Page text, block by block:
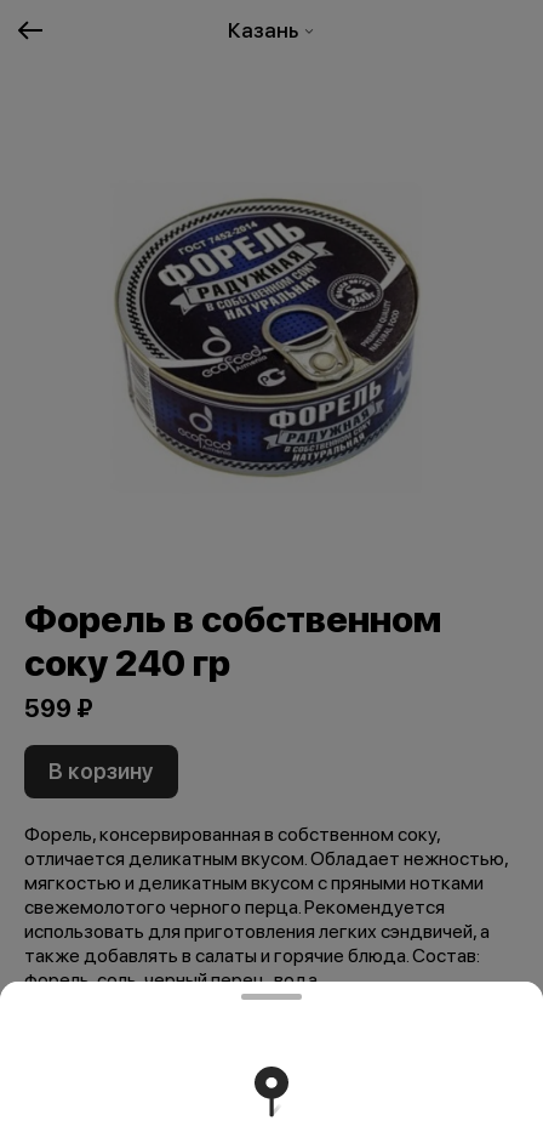
Казань
Форель в собственном
соку 240 гр
599 ₽
В корзину
Форель, консервированная в собственном соку,
отличается деликатным вкусом. Обладает нежностью,
мягкостью и деликатным вкусом с пряными нотками
свежемолотого черного перца. Рекомендуется
использовать для приготовления легких сэндвичей, а
также добавлять в салаты и горячие блюда. Состав:
форель, соль, черный перец, вода.